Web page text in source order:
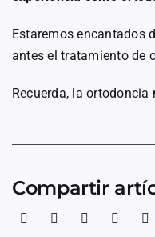
Estaremos encantados
antes el tratamiento de
Recuerda, la ortodoncia
Compartir